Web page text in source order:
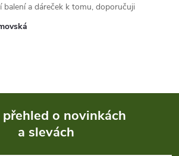
balení a dáreček k tomu, doporučuji
o novinkách
a slevách